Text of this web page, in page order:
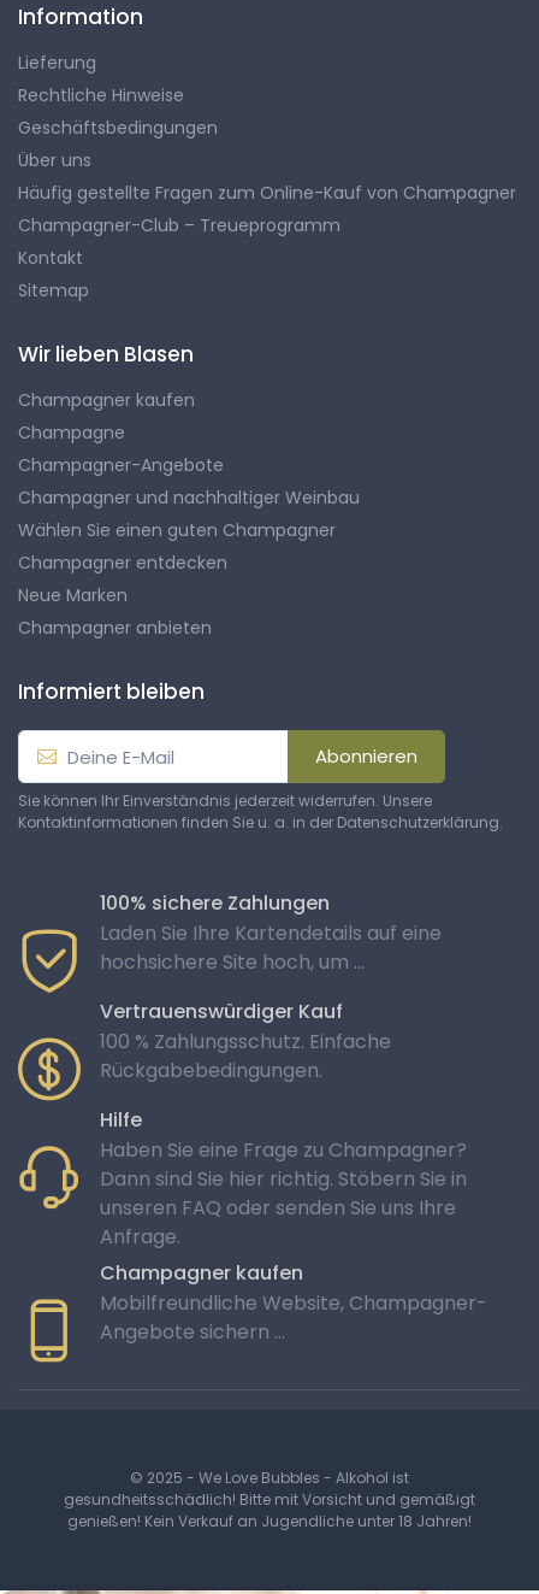
Information
Lieferung
Rechtliche Hinweise
Geschäftsbedingungen
Über uns
Häufig gestellte Fragen zum Online-Kauf von Champagner
Champagner-Club – Treueprogramm
Kontakt
Sitemap
Wir lieben Blasen
Champagner kaufen
Champagne
Champagner-Angebote
Champagner und nachhaltiger Weinbau
Wählen Sie einen guten Champagner
Champagner entdecken
Neue Marken
Champagner anbieten
Informiert bleiben
Abonnieren
Sie können Ihr Einverständnis jederzeit widerrufen. Unsere
Kontaktinformationen finden Sie u. a. in der Datenschutzerklärung.
100% sichere Zahlungen
Laden Sie Ihre Kartendetails auf eine
hochsichere Site hoch, um ...
Vertrauenswürdiger Kauf
100 % Zahlungsschutz. Einfache
Rückgabebedingungen.
Hilfe
Haben Sie eine Frage zu Champagner?
Dann sind Sie hier richtig. Stöbern Sie in
unseren FAQ oder senden Sie uns Ihre
Anfrage.
Champagner kaufen
Mobilfreundliche Website, Champagner-
Angebote sichern …
© 2025 - We Love Bubbles - Alkohol ist
gesundheitsschädlich! Bitte mit Vorsicht und gemäßigt
genießen! Kein Verkauf an Jugendliche unter 18 Jahren!